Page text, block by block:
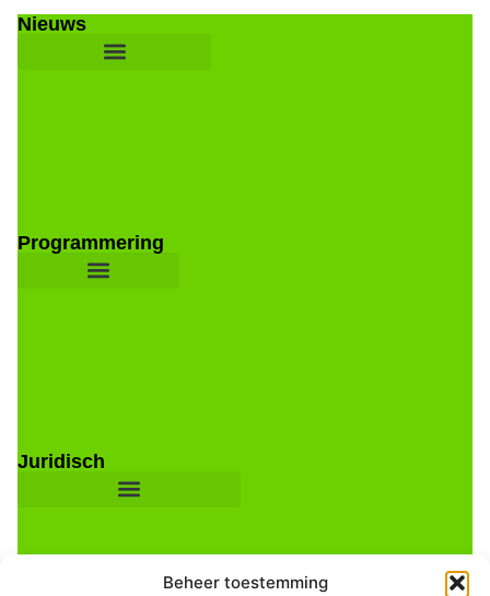
Beheer toestemming
Nieuws
Programmering
Juridisch